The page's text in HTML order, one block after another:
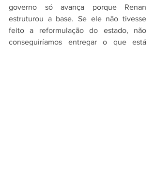
governo só avança porque Renan
estruturou a base. Se ele não tivesse
feito a reformulação do estado, não
conseguiríamos entregar o que está